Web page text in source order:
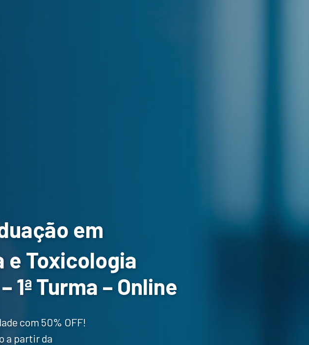
em
e Toxicologia
1ª Turma – Online
com 50% OFF!
a partir da